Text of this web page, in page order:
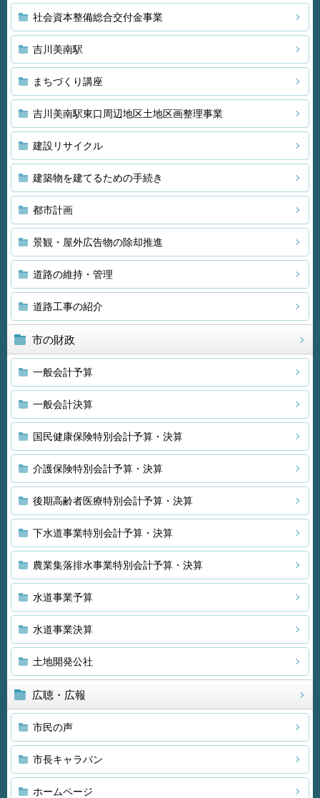
社会資本整備総合交付金事業
吉川美南駅
まちづくり講座
吉川美南駅東口周辺地区土地区画整理事業
建設リサイクル
建築物を建てるための手続き
都市計画
景観・屋外広告物の除却推進
道路の維持・管理
道路工事の紹介
市の財政
一般会計予算
一般会計決算
国民健康保険特別会計予算・決算
介護保険特別会計予算・決算
後期高齢者医療特別会計予算・決算
下水道事業特別会計予算・決算
農業集落排水事業特別会計予算・決算
水道事業予算
水道事業決算
土地開発公社
広聴・広報
市民の声
市長キャラバン
ホームページ